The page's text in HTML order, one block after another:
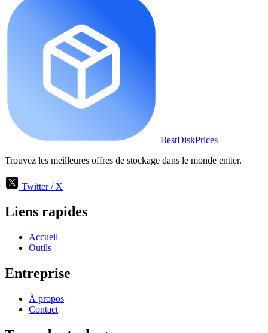
BestDiskPrices
Trouvez les meilleures offres de stockage dans le monde entier.
Twitter / X
Liens rapides
Accueil
Outils
Entreprise
À propos
Contact